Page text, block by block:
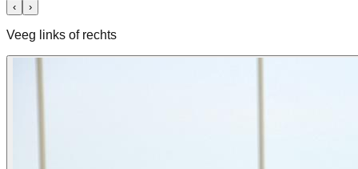
‹ ›
Veeg links of rechts